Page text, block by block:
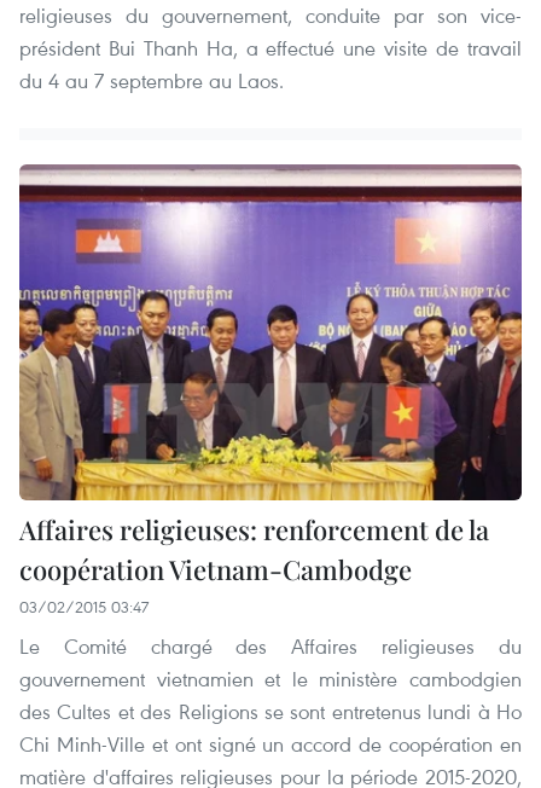
religieuses du gouvernement, conduite par son vice-
président Bui Thanh Ha, a effectué une visite de travail
du 4 au 7 septembre au Laos.
Affaires religieuses: renforcement de la
coopération Vietnam-Cambodge
03/02/2015 03:47
Le Comité chargé des Affaires religieuses du
gouvernement vietnamien et le ministère cambodgien
des Cultes et des Religions se sont entretenus lundi à Ho
Chi Minh-Ville et ont signé un accord de coopération en
matière d'affaires religieuses pour la période 2015-2020,